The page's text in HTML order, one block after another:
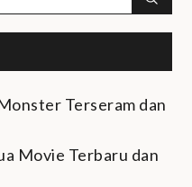
Terseram dan
Movie Terbaru dan